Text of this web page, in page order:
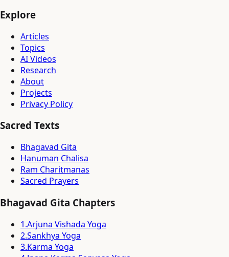
Explore
Articles
Topics
AI Videos
Research
About
Projects
Privacy Policy
Sacred Texts
Bhagavad Gita
Hanuman Chalisa
Ram Charitmanas
Sacred Prayers
Bhagavad Gita Chapters
1.Arjuna Vishada Yoga
2.Sankhya Yoga
3.Karma Yoga